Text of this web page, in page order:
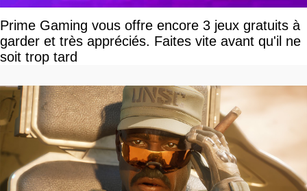
Prime Gaming vous offre encore 3 jeux gratuits à
garder et très appréciés. Faites vite avant qu'il ne
soit trop tard